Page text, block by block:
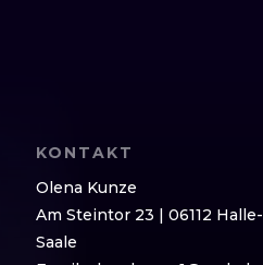
KONTAKT
Olena Kunze
Am Steintor 23 | 06112 Halle-
Saale